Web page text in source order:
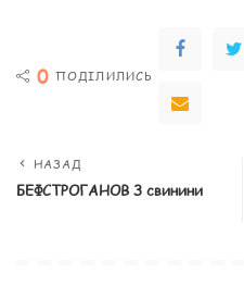
0 ПОДІЛИЛИСЬ
НАЗАД
БЕФСТРОГАНОВ З свинини